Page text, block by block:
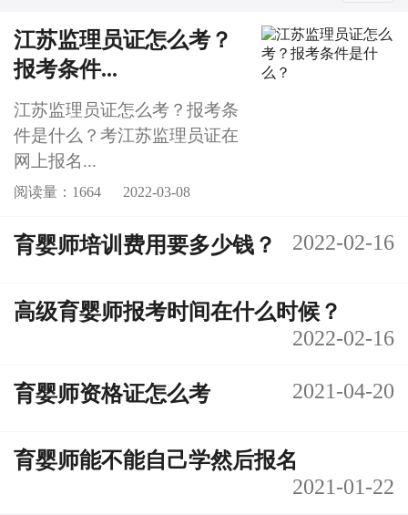
江苏监理员证怎么考？
报考条件...
江苏监理员证怎么考？报考条
件是什么？考江苏监理员证在
网上报名...
阅读量：1664 2022-03-08
育婴师培训费用要多少钱？ 2022-02-16
高级育婴师报考时间在什么时候？
2022-02-16
育婴师资格证怎么考 2021-04-20
育婴师能不能自己学然后报名
2021-01-22